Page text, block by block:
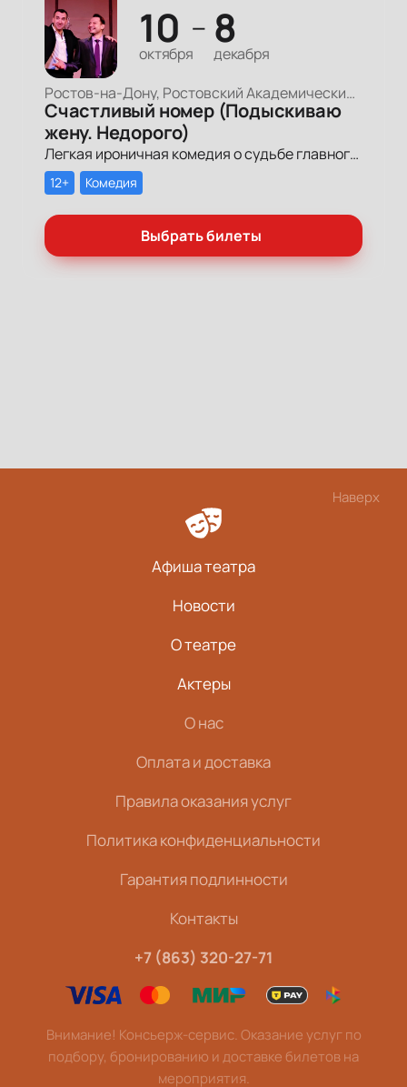
10
октября
— 8
декабря
Ростов-на-Дону, Ростовский Академический Театр Драмы, Малая сцена
Счастливый номер (Подыскиваю
жену. Недорого)
Легкая ироничная комедия о судьбе главного героя-миллионера, который мечтает обрести успех и в личной жизни.
12+ Комедия
Выбрать билеты
Наверх
Афиша театра
Новости
О театре
Актеры
О нас
Оплата и доставка
Правила оказания услуг
Политика конфиденциальности
Гарантия подлинности
Контакты
+7 (863) 320-27-71
Внимание! Консьерж-сервис. Оказание услуг по
подбору, бронированию и доставке билетов на
мероприятия.